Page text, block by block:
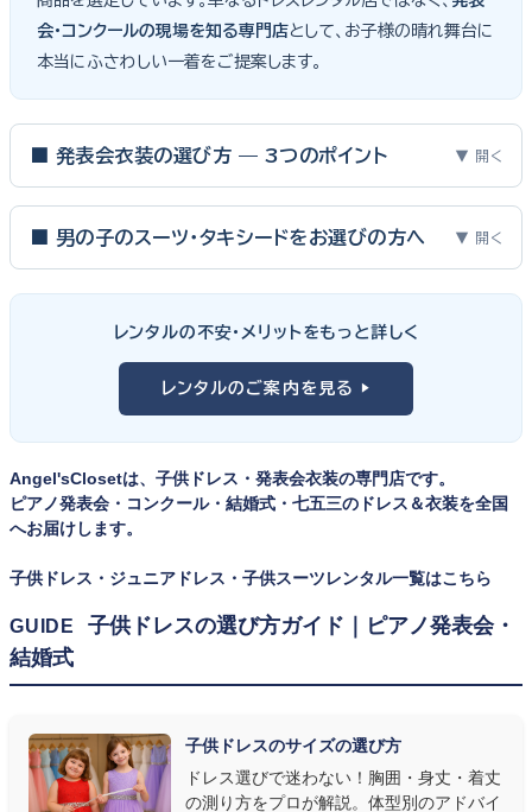
会・コンクールの現場を知る専門店として、お子様の晴れ舞台に
本当にふさわしい一着をご提案します。
■ 発表会衣装の選び方 — 3つのポイント ▼ 開く
ピアノ発表会・バイオリン発表会・コンクールの舞台は、お子様にと
って特別な一日。元ピアノ教師としての経験から、衣装選びで大切
① サイズは"ジャストフィット"を選ぶ
舞台上で最も美しく見えるのは、お子様の体にきちんと合ったサ
イズのドレス・スーツです。「大きめを買って長く着せたい」という
何よりお子様を輝かせます。レンタルなら、その時のジャストサイ
ズを遠慮なく選べるのが最大のメリット。胸囲・身丈の正しい測り
② 舞台で映える色・楽器に合うデザインを選ぶ
発表会の舞台は照明が強く、客席からは意外と色味が飛んで見え
ます。ネイビー・ブラック・深みのあるジュエルカラーはホールの照
す。またピアノ演奏なら落ち着いたシックなトーン、バイオリンやソ
ロ演奏なら華やかで視線を集めるデザイン、合唱やアンサンブル
■ 男の子のスーツ・タキシードをお選びの方へ ▼ 開く
向け、スリーピーススーツやベストスタイルは合唱・アンサンブル向
けと、シーンで使い分けるのがおすすめです。詳しくは
ツ・タキシード一覧
レンタルの不安・メリットをもっと詳しく
レンタルのご案内を見る ▶
Angel'sClosetは、子供ドレス・発表会衣装の専門店です。
ピアノ発表会・コンクール・結婚式・七五三のドレス＆衣装を全国
へお届けします。
子供ドレス・ジュニアドレス・子供スーツレンタル一覧はこちら
GUIDE
子供ドレスの選び方ガイド｜ピアノ発表会・
結婚式
子供ドレスのサイズの選び方
ドレス選びで迷わない！胸囲・身丈・着丈
の測り方をプロが解説。体型別のアドバイ